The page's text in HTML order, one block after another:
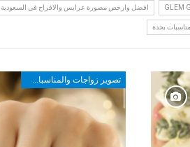
افضل وارخص مصورة عرايس والافراح في السعودية
بجدة
تصوير زواجات والمناسبات في مكة والطائف وأبها والجنوب